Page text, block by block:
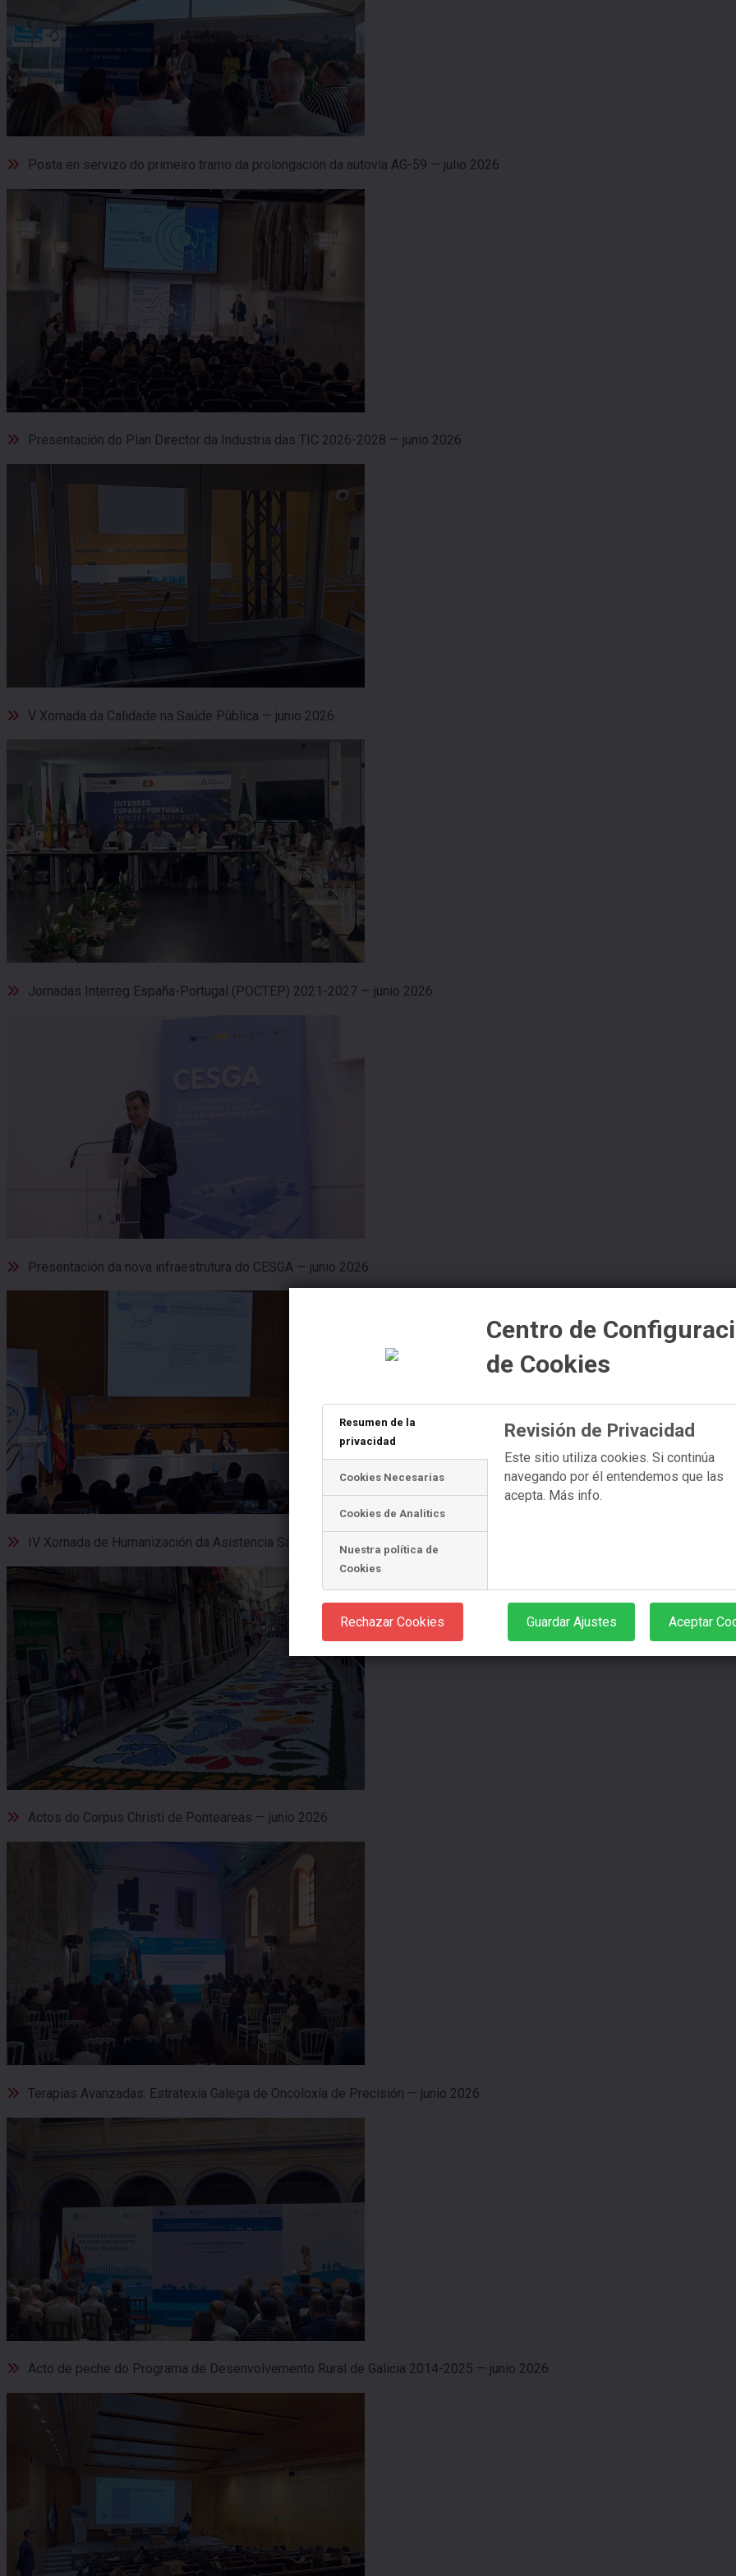
Posta en servizo do primeiro tramo da prolongación da autovía AG-59 — julio 2026
Presentación do Plan Director da Industria das TIC 2026-2028 — junio 2026
V Xornada da Calidade na Saúde Pública — junio 2026
Jornadas Interreg España-Portugal (POCTEP) 2021-2027 — junio 2026
Presentación da nova infraestrutura do CESGA — junio 2026
IV Xornada de Humanización da Asistencia Sanitaria — junio 2026
Actos do Corpus Christi de Ponteareas — junio 2026
Terapias Avanzadas: Estratexia Galega de Oncoloxía de Precisión — junio 2026
Acto de peche do Programa de Desenvolvemento Rural de Galicia 2014-2025 — junio 2026
Centro de
de Cookies
Resumen de la
privacidad
Cookies Necesarias
Cookies de Analitics
Nuestra política de
Cookies
Revisión de Privacidad
Este sitio utiliza cookies. Si continúa
navegando por él entendemos que las
acepta. Más info.
Aceptar
Guardar Ajustes
Rechazar Cookies